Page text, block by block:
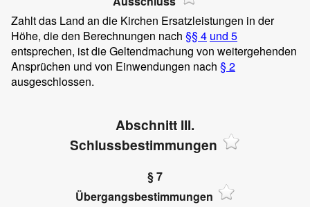
Zahlt das Land an die Kirchen Ersatzleistungen in der
Höhe, die den Berechnungen nach §§ 4 und 5
entsprechen, ist die Geltendmachung von weitergehenden
Ansprüchen und von Einwendungen nach § 2
ausgeschlossen.
Abschnitt III.
Schlussbestimmungen
§ 7
Übergangsbestimmungen